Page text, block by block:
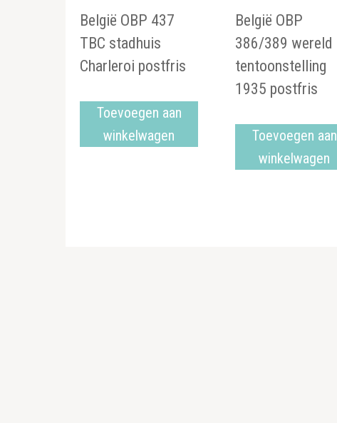
België OBP 437
TBC stadhuis
Charleroi postfris
Toevoegen aan
winkelwagen
België OBP
386/389 wereld
tentoonstelling
1935 postfris
Toevoegen aan
winkelwagen